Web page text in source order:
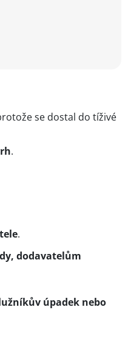
se dostal do tíživé
.
.
dodavatelům
úpadek nebo